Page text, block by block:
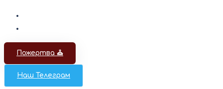
Пожертва ⛪️
Наш Телеграм